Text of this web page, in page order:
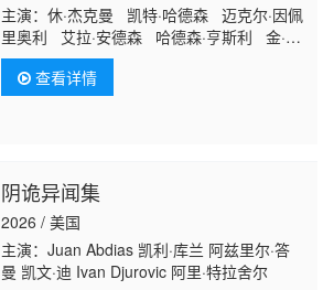
主演：休·杰克曼 凯特·哈德森 迈克尔·因佩
里奥利 艾拉·安德森 哈德森·亨斯利 金·普
安公主 费舍·史蒂芬斯 詹姆斯·贝鲁什 穆斯
塔法·沙基尔 约翰·贝克韦斯 杰森·华纳·史密
斯 赛西莉雅·里德特 肖恩·艾伦·克里尔 吉
查看详情
阴诡异闻集
2026 / 美国
主演：Juan Abdias 凯利·库兰 阿兹里尔·答
曼 凯文·迪 Ivan Djurovic 阿里·特拉舍尔